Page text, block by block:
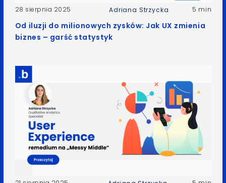
28 sierpnia 2025 Adriana Strzycka 5 min
Od iluzji do milionowych zysków: Jak UX zmienia
biznes – garść statystyk